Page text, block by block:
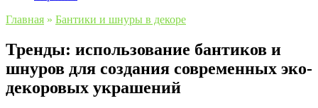
Главная » Бантики и шнуры в декоре
Тренды: использование бантиков и
шнуров для создания современных эко-
декоровых украшений